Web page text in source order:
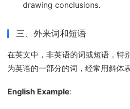
drawing conclusions.
三、外来词和短语
在英文中，非英语的词或短语，特
为英语的一部分的词，经常用斜体表
English Example: